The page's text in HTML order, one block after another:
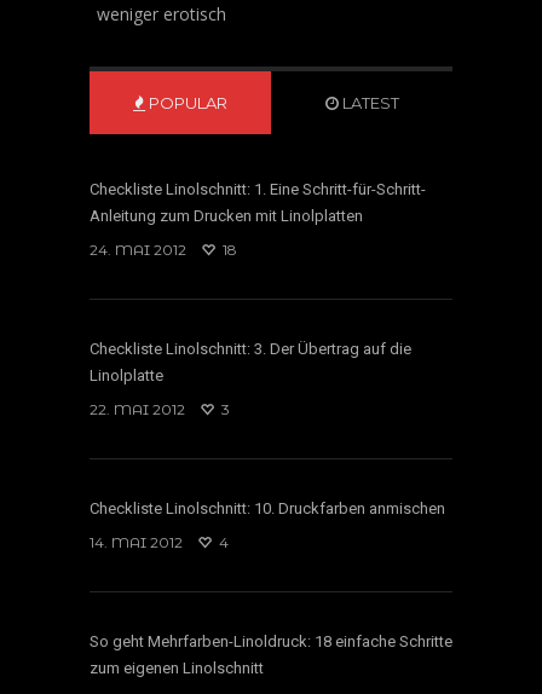
weniger erotisch
POPULAR LATEST
Checkliste Linolschnitt: 1. Eine Schritt-für-Schritt-
Anleitung zum Drucken mit Linolplatten
24. MAI 2012
18
Checkliste Linolschnitt: 3. Der Übertrag auf die
Linolplatte
22. MAI 2012
3
Checkliste Linolschnitt: 10. Druckfarben anmischen
14. MAI 2012
4
So geht Mehrfarben-Linoldruck: 18 einfache Schritte
zum eigenen Linolschnitt